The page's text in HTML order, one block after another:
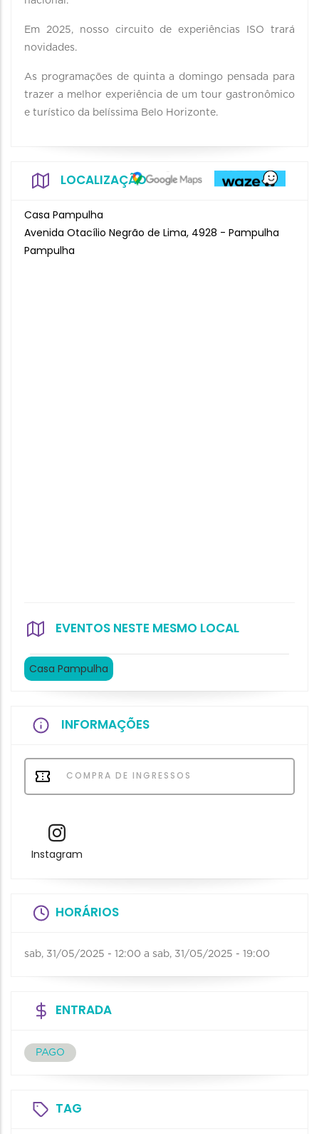
Em 2025, nosso circuito de experiências ISO trará
novidades.
As programações de quinta a domingo pensada para
trazer a melhor experiência de um tour gastronômico
e turístico da belíssima Belo Horizonte.
LOCALIZAÇÃO
Casa Pampulha
Avenida Otacílio Negrão de Lima, 4928 - Pampulha
Pampulha
EVENTOS NESTE MESMO LOCAL
Casa Pampulha
INFORMAÇÕES
COMPRA DE INGRESSOS
Instagram
HORÁRIOS
sab, 31/05/2025 - 12:00 a sab, 31/05/2025 - 19:00
ENTRADA
PAGO
TAG